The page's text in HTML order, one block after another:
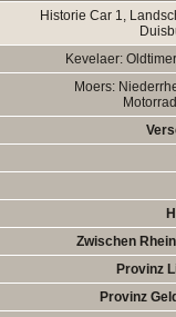
Historie Car 1,
Kevelaer:
Moers:
Zwischen
Provinz
Provinz